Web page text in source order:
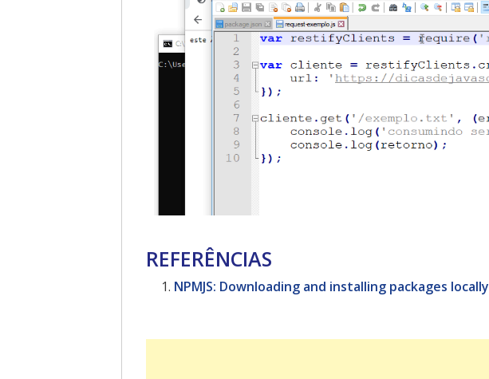
REFERÊNCIAS
NPMJS: Downloading and installing packages locally